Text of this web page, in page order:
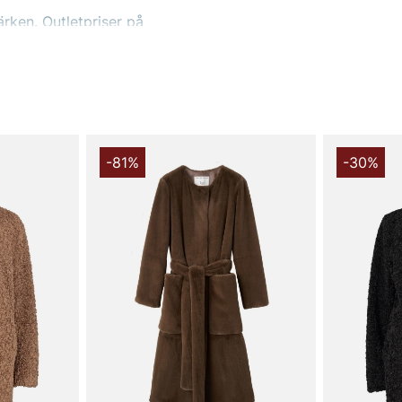
Outletpriser på
till bättre pris
filtrera på pris för att
-81% -30%